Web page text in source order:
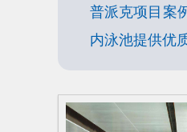
普派克项目案
内泳池提供优